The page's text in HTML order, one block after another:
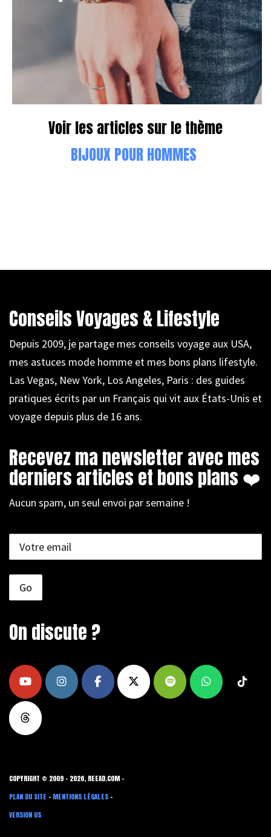
Voir les articles sur le thème
BIJOUX POUR HOMMES
Conseils Voyages & Lifestyle
Depuis 2009, je partage mes conseils voyage aux USA,
mes astuces mode homme et mes bons plans lifestyle.
Las Vegas, New York, Los Angeles, Paris : des guides
pratiques écrits par un Français qui vit aux États-Unis et
voyage depuis plus de 16 ans.
Recevez ma newsletter avec mes
derniers articles et bons plans ❤️
Aucun spam, un seul envoi par semaine !
On discute ?
COPYRIGHT © 2009 - 2026, REEAD.COM -
PLAN DU SITE - MENTIONS LÉGALES -
VERSION US